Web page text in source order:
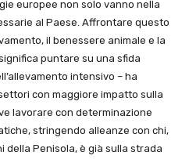
europee non solo vanno nella
al Paese. Affrontare questo
il benessere animale e la
puntare su una sfida
intensivo – ha
con maggiore impatto sulla
lavorare con determinazione
stringendo alleanze con chi,
della Penisola, è già sulla strada